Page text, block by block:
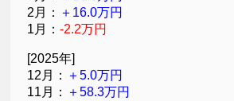
2月： ＋16.0万円
1月：-2.2万円
[2025年]
12月： ＋5.0万円
11月： ＋58.3万円